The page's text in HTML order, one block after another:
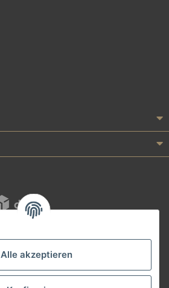
Alle akzeptieren